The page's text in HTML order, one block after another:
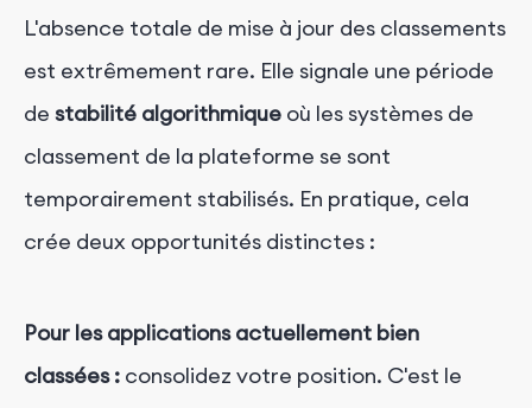
L'absence totale de mise à jour des classements
est extrêmement rare. Elle signale une période
de stabilité algorithmique où les systèmes de
classement de la plateforme se sont
temporairement stabilisés. En pratique, cela
crée deux opportunités distinctes :
Pour les applications actuellement bien
classées : consolidez votre position. C'est le